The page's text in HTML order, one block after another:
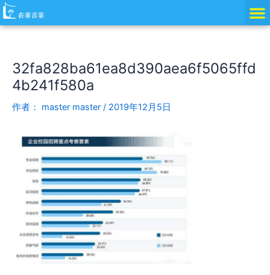
跳
至
32fa828ba61ea8d390aea6f5065ffd
4b241f580a
作者： master master / 2019年12月5日
Post
navigation